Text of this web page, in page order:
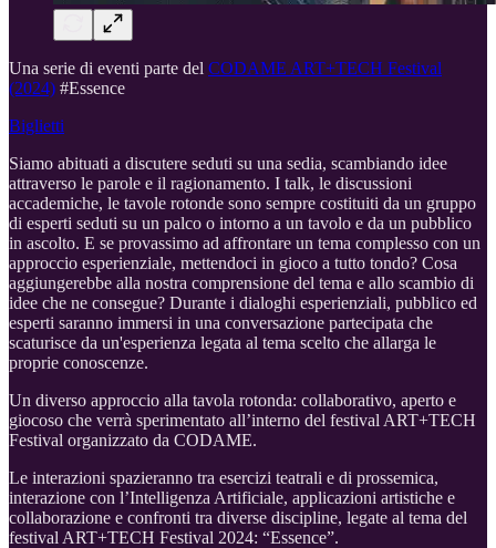
Una serie di eventi parte del CODAME ART+TECH Festival
(2024) #Essence
Biglietti
Siamo abituati a discutere seduti su una sedia, scambiando idee
attraverso le parole e il ragionamento. I talk, le discussioni
accademiche, le tavole rotonde sono sempre costituiti da un gruppo
di esperti seduti su un palco o intorno a un tavolo e da un pubblico
in ascolto. E se provassimo ad affrontare un tema complesso con un
approccio esperienziale, mettendoci in gioco a tutto tondo? Cosa
aggiungerebbe alla nostra comprensione del tema e allo scambio di
idee che ne consegue? Durante i dialoghi esperienziali, pubblico ed
esperti saranno immersi in una conversazione partecipata che
scaturisce da un'esperienza legata al tema scelto che allarga le
proprie conoscenze.
Un diverso approccio alla tavola rotonda: collaborativo, aperto e
giocoso che verrà sperimentato all’interno del festival ART+TECH
Festival organizzato da CODAME.
Le interazioni spazieranno tra esercizi teatrali e di prossemica,
interazione con l’Intelligenza Artificiale, applicazioni artistiche e
collaborazione e confronti tra diverse discipline, legate al tema del
festival ART+TECH Festival 2024: “Essence”.